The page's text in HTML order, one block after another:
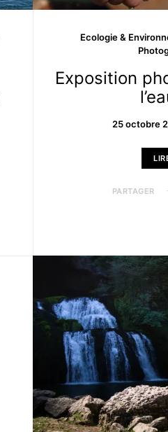
Ecologie &
Exposition
25 octobre
PARTAGER